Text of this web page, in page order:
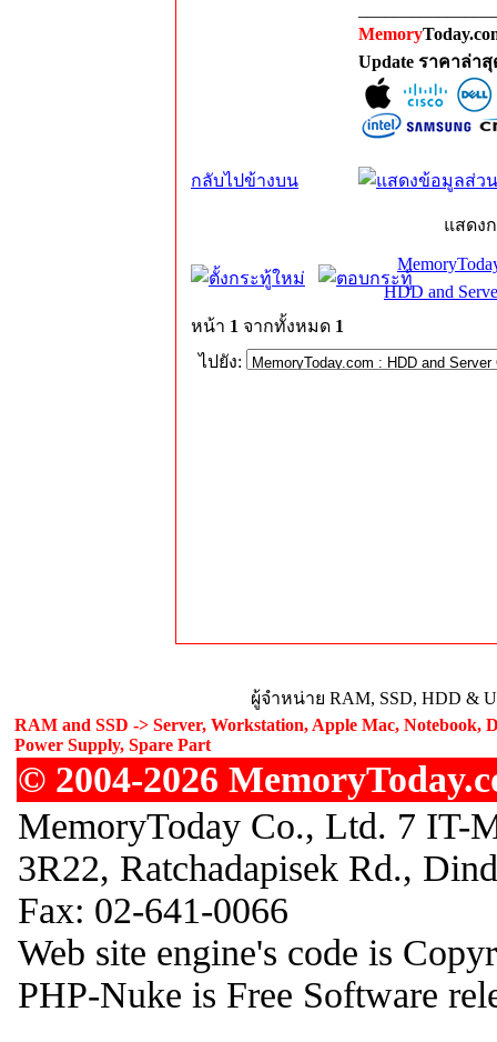
Memory
Update ราคาล่า
กลับไปข้างบน
แสดง
HDD and
หน้า 1 จากทั้งหมด 1
ไปยัง:
ผู้จำหน่าย RAM, SSD, HDD &
RAM and SSD -> Server, Workstation, Apple Mac, Notebook,
Power Supply, Spare Part
© 2004-2026
MemoryToday Co., Ltd. 7 IT-
3R22, Ratchadapisek Rd.,
Fax: 02-641-0066
Web site engine's code is
PHP-Nuke is Free Software